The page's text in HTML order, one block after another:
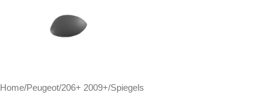
Home/Peugeot/206+ 2009+/Spiegels